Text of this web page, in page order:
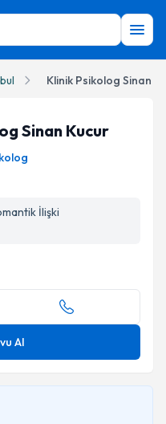
Klinik Psikolog Sinan
Sinan Kucur
İlişki
Al